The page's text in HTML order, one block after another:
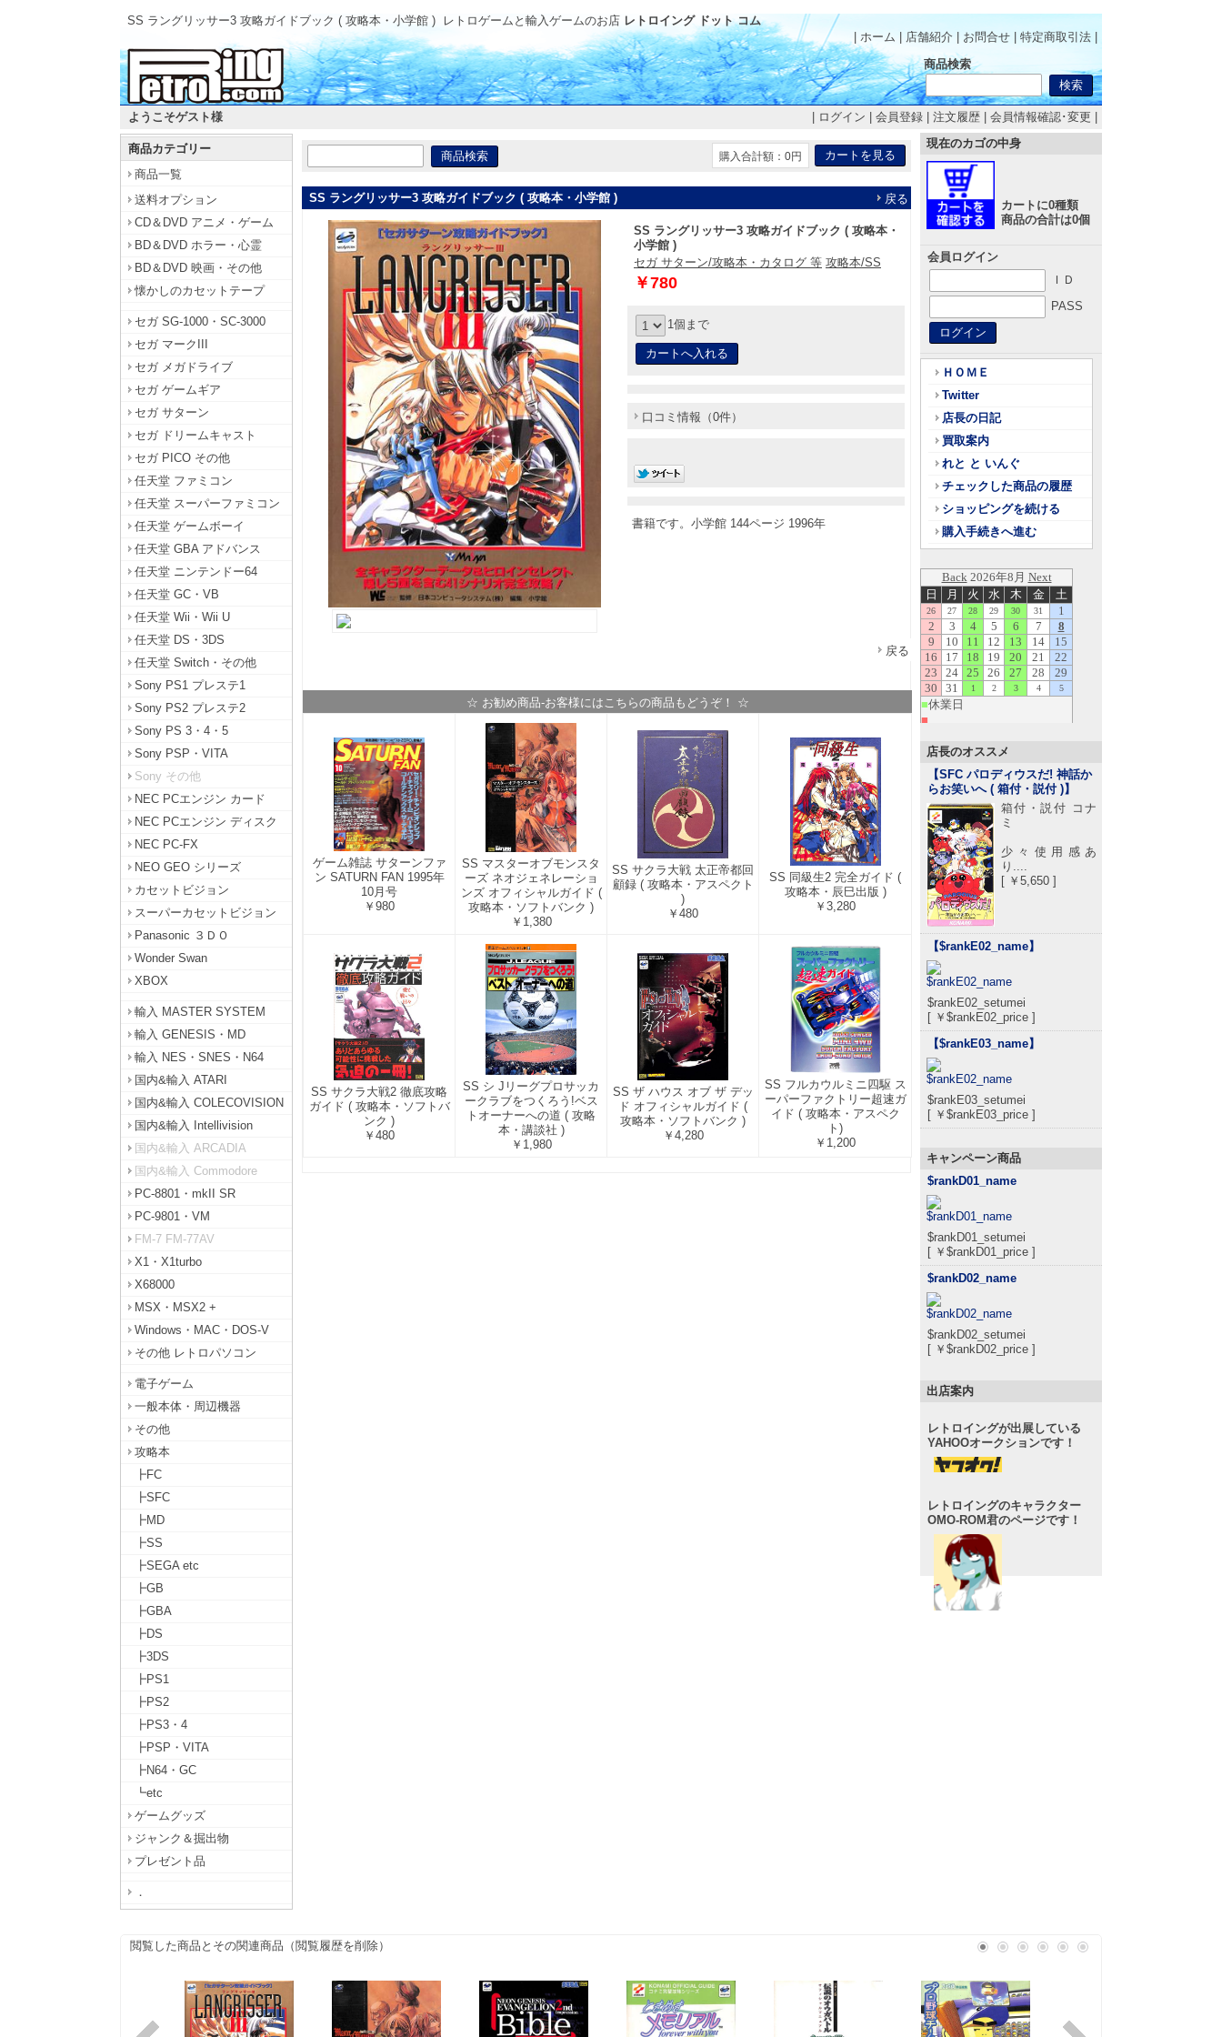
SS ラングリッサー3 攻略ガイドブック ( 攻略本・小学館 ) レトロゲームと輸入ゲームのお店 レトロイング ドット コム
| ホーム
店舗紹介 お問合せ 特定商取引法
商品検索
ようこそゲスト様 ログイン 会員登録 注文履歴 会員情報確認･変更
商品カテゴリー
商品一覧
送料オプション
CD＆DVD アニメ・ゲーム
BD＆DVD ホラー・心霊
BD＆DVD 映画・その他
懐かしのカセットテープ
セガ SG-1000・SC-3000
セガ マークIII
セガ メガドライブ
セガ ゲームギア
セガ サターン
セガ ドリームキャスト
セガ PICO その他
任天堂 ファミコン
任天堂 スーパーファミコン
任天堂 ゲームボーイ
任天堂 GBA アドバンス
任天堂 ニンテンドー64
任天堂 GC・VB
任天堂 Wii・Wii U
任天堂 DS・3DS
任天堂 Switch・その他
Sony PS1 プレステ1
Sony PS2 プレステ2
Sony PS 3・4・5
Sony PSP・VITA
Sony その他
NEC PCエンジン カード
NEC PCエンジン ディスク
NEC PC-FX
NEO GEO シリーズ
カセットビジョン
スーパーカセットビジョン
Panasonic ３ＤＯ
Wonder Swan
XBOX
輸入 MASTER SYSTEM
輸入 GENESIS・MD
輸入 NES・SNES・N64
国内&輸入 ATARI
国内&輸入 COLECOVISION
国内&輸入 Intellivision
国内&輸入 ARCADIA
国内&輸入 Commodore
PC-8801・mkII SR
PC-9801・VM
FM-7 FM-77AV
X1・X1turbo
X68000
MSX・MSX2 +
Windows・MAC・DOS-V
その他 レトロパソコン
電子ゲーム
一般本体・周辺機器
その他
攻略本
┣FC
┣SFC
┣MD
┣SS
┣SEGA etc
┣GB
┣GBA
┣DS
┣3DS
┣PS1
┣PS2
┣PS3・4
┣PSP・VITA
┣N64・GC
┗etc
ゲームグッズ
ジャンク＆掘出物
プレゼント品
．
購入合計額：0円
SS ラングリッサー3 攻略ガイドブック ( 攻略本・小学館 ) 戻る
SS ラングリッサー3 攻略ガイドブック ( 攻略本・
小学館 )
セガ サターン/攻略本・カタログ 等 攻略本/SS
￥780
1個まで
口コミ情報（0件）
書籍です。小学館 144ページ 1996年
戻る
☆ お勧め商品-お客様にはこちらの商品もどうぞ！ ☆
ゲーム雑誌 サターンファ
ン SATURN FAN 1995年
10月号
￥980
SS マスターオブモンスタ
ーズ ネオジェネレーショ
ンズ オフィシャルガイド (
攻略本・ソフトバンク )
￥1,380
SS サクラ大戦 太正帝都回
顧録 ( 攻略本・アスペクト
)
￥480
SS 同級生2 完全ガイド (
攻略本・辰巳出版 )
￥3,280
SS サクラ大戦2 徹底攻略
ガイド ( 攻略本・ソフトバ
ンク )
￥480
SS シ Jリーグプロサッカ
ークラブをつくろう!ベス
トオーナーへの道 ( 攻略
本・講談社 )
￥1,980
SS ザ ハウス オブ ザ デッ
ド オフィシャルガイド (
攻略本・ソフトバンク )
￥4,280
SS フルカウルミニ四駆 ス
ーパーファクトリー超速ガ
イド ( 攻略本・アスペク
ト)
￥1,200
現在のカゴの中身
カートに0種類
商品の合計は0個
会員ログイン
ＩＤ
PASS
ＨＯＭＥ
Twitter
店長の日記
買取案内
れと と いんぐ
チェックした商品の履歴
ショッピングを続ける
購入手続きへ進む
店長のオススメ
【SFC パロディウスだ! 神話か
らお笑いへ ( 箱付・説付 )】
箱付・説付 コナ
ミ
少々使用感あ
り....
[ ￥5,650 ]
【$rankE02_name】
$rankE02_setumei
[ ￥$rankE02_price ]
【$rankE03_name】
$rankE03_setumei
[ ￥$rankE03_price ]
キャンペーン商品
$rankD01_name
$rankD01_setumei
[ ￥$rankD01_price ]
$rankD02_name
$rankD02_setumei
[ ￥$rankD02_price ]
出店案内
レトロイングが出展している
YAHOOオークションです！
レトロイングのキャラクター
OMO-ROM君のページです！